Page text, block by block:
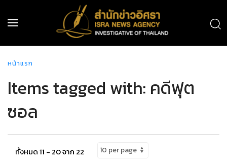
หน้าแรก
Items tagged with: คดีฟุต
ซอล
ทั้งหมด 11 - 20 จาก 22